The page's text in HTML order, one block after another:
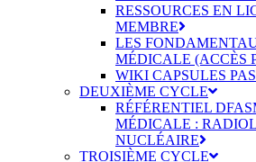
RESSOURCES EN
MEMBRE
LES
MÉDICALE (ACCÈS
WIKI CAPSULES
DEUXIÈME CYCLE
RÉFÉRENTIEL
MÉDICALE :
NUCLÉAIRE
TROISIÈME CYCLE